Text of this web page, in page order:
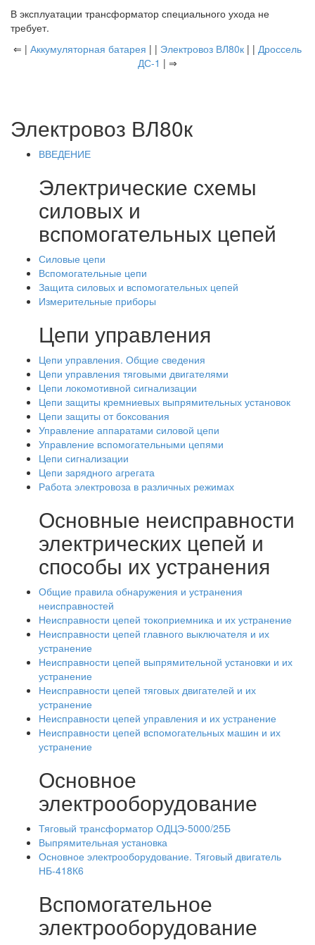
В эксплуатации трансформатор специального ухода не
требует.
⇐ | Аккумуляторная батарея | | Электровоз ВЛ80к | | Дроссель
ДС-1 | ⇒
Электровоз ВЛ80к
ВВЕДЕНИЕ
Электрические схемы
силовых и
вспомогательных цепей
Силовые цепи
Вспомогательные цепи
Защита силовых и вспомогательных цепей
Измерительные приборы
Цепи управления
Цепи управления. Общие сведения
Цепи управления тяговыми двигателями
Цепи локомотивной сигнализации
Цепи защиты кремниевых выпрямительных установок
Цепи защиты от боксования
Управление аппаратами силовой цепи
Управление вспомогательными цепями
Цепи сигнализации
Цепи зарядного агрегата
Работа электровоза в различных режимах
Основные неисправности
электрических цепей и
способы их устранения
Общие правила обнаружения и устранения
неисправностей
Неисправности цепей токоприемника и их устранение
Неисправности цепей главного выключателя и их
устранение
Неисправности цепей выпрямительной установки и их
устранение
Неисправности цепей тяговых двигателей и их
устранение
Неисправности цепей управления и их устранение
Неисправности цепей вспомогательных машин и их
устранение
Основное
электрооборудование
Тяговый трансформатор ОДЦЭ-5000/25Б
Выпрямительная установка
Основное электрооборудование. Тяговый двигатель
НБ-418К6
Вспомогательное
электрооборудование